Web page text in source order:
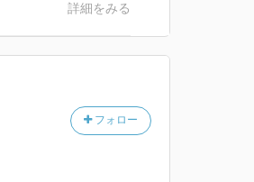
詳細をみる
フォロー